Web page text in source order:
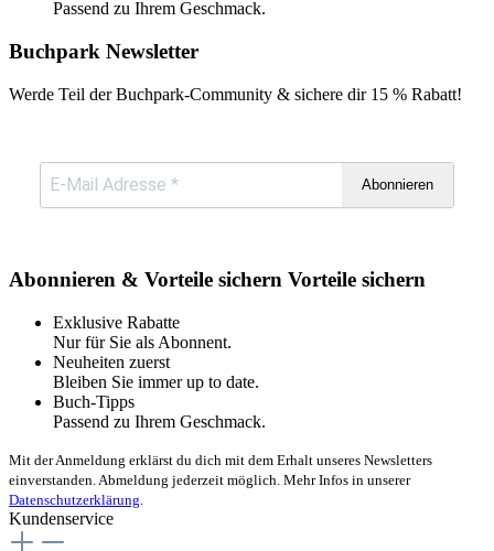
Passend zu Ihrem Geschmack.
Buchpark Newsletter
Werde Teil der Buchpark-Community & sichere dir 15 % Rabatt!
Abonnieren
Abonnieren & Vorteile sichern Vorteile sichern
Exklusive Rabatte
Nur für Sie als Abonnent.
Neuheiten zuerst
Bleiben Sie immer up to date.
Buch-Tipps
Passend zu Ihrem Geschmack.
Mit der Anmeldung erklärst du dich mit dem Erhalt unseres Newsletters
einverstanden. Abmeldung jederzeit möglich. Mehr Infos in unserer
Datenschutzerklärung
Kundenservice